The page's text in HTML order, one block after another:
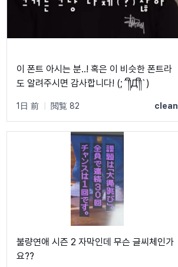
이 폰트 아시는 분..! 혹은 이 비슷한 폰트라
도 알려주시면 감사합니다! (;´༎ຶД༎ຶ`)
1日 前 閲覧 82 clean
불량연애 시즌 2 자막인데 무슨 글씨체인가
요??